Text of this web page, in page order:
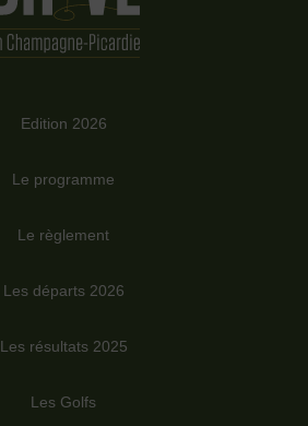
Edition 2026
Le programme
Le règlement
Les départs 2026
Les résultats 2025
Les Golfs